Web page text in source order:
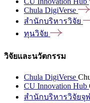
Chula DigiVerse
สำนักบริหารวิจัย
ทุนวิจัย
วิจัยและนวัตกรรม
Chula DigiVerse
CU Innovation Hub
สำนักบริหารวิจัยจุ